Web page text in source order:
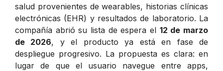
salud provenientes de wearables, historias clínicas
electrónicas (EHR) y resultados de laboratorio. La
compañía abrió su lista de espera el 12 de marzo
de 2026, y el producto ya está en fase de
despliegue progresivo. La propuesta es clara: en
lugar de que el usuario navegue entre apps,